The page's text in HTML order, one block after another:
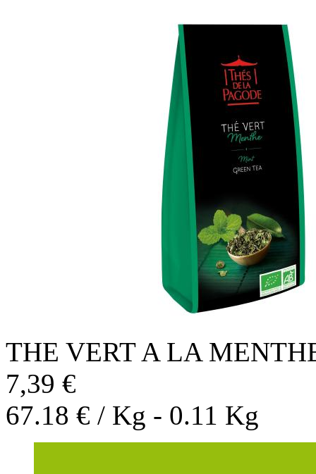
THE VERT A LA
7,39 €
67.18 € / Kg - 0.11 Kg